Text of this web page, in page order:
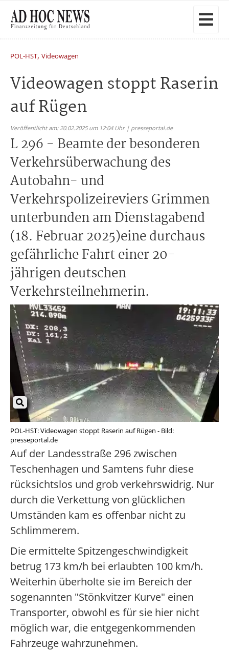
POL-HST, Videowagen
Videowagen stoppt Raserin
auf Rügen
Veröffentlicht am: 20.02.2025 um 12:04 Uhr | presseportal.de
L 296 - Beamte der besonderen
Verkehrsüberwachung des
Autobahn- und
Verkehrspolizeireviers Grimmen
unterbunden am Dienstagabend
(18. Februar 2025)eine durchaus
gefährliche Fahrt einer 20-
jährigen deutschen
Verkehrsteilnehmerin.
POL-HST: Videowagen stoppt Raserin auf Rügen - Bild:
presseportal.de
Auf der Landesstraße 296 zwischen
Teschenhagen und Samtens fuhr diese
rücksichtslos und grob verkehrswidrig. Nur
durch die Verkettung von glücklichen
Umständen kam es offenbar nicht zu
Schlimmerem.
Die ermittelte Spitzengeschwindigkeit
betrug 173 km/h bei erlaubten 100 km/h.
Weiterhin überholte sie im Bereich der
sogenannten "Stönkvitzer Kurve" einen
Transporter, obwohl es für sie hier nicht
möglich war, die entgegenkommenden
Fahrzeuge wahrzunehmen.